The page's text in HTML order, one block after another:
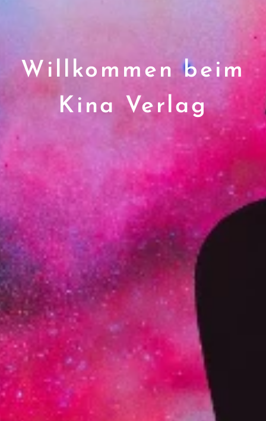
Willkommen beim
Kina Verlag